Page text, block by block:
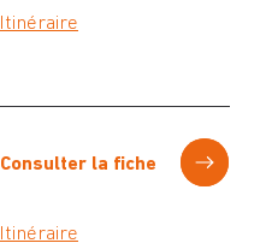
Itinéraire
Consulter la fiche
Itinéraire